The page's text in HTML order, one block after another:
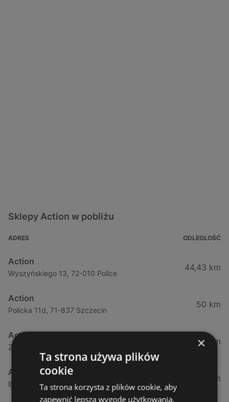
Sklepy Action w pobliżu
ADRES ODLEGŁOŚĆ
Action
Wyszyńskiego 13, 72-010 Police
44,43 km
Action
Policka 11d, 71-837 Szczecin
50 km
Action
Zielonogórska, 31, 71-084 Szczecin
55,3 km
Action
Bohaterów Warszawy, 40, 70-342 Szczecin
55,68 km
×
Ta strona używa plików
cookie
Ta strona korzysta z plików cookie, aby
zapewnić lepszą wygodę użytkowania.